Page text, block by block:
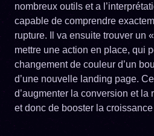
nombreux outils et a
capable de comprendre
rupture. Il va ensuite trouver un
mettre une action en place, qui
changement de couleur d’un
d’une nouvelle landing page.
d’augmenter la conversion et la
et donc de booster la croissance